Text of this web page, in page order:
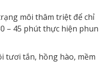
môi thâm triệt để chỉ
– 45 phút thực hiện phun
tươi tắn, hồng hào, mềm